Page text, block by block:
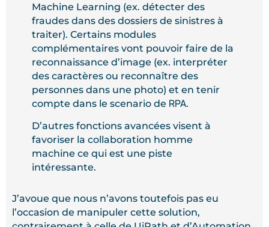
Machine Learning (ex. détecter des
fraudes dans des dossiers de sinistres à
traiter). Certains modules
complémentaires vont pouvoir faire de la
reconnaissance d’image (ex. interpréter
des caractères ou reconnaître des
personnes dans une photo) et en tenir
compte dans le scenario de RPA.
D’autres fonctions avancées visent à
favoriser la collaboration homme
machine ce qui est une piste
intéressante.
J’avoue que nous n’avons toutefois pas eu
l’occasion de manipuler cette solution,